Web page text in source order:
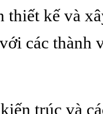
thiết kế và
các thành
trúc và